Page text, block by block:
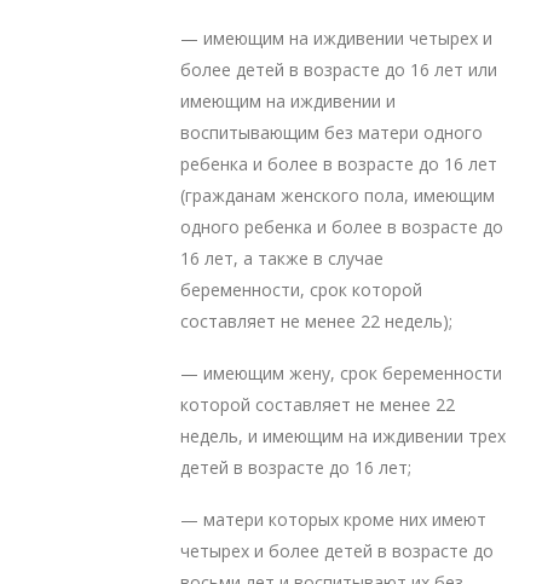
— имеющим на иждивении четырех и
более детей в возрасте до 16 лет или
имеющим на иждивении и
воспитывающим без матери одного
ребенка и более в возрасте до 16 лет
(гражданам женского пола, имеющим
одного ребенка и более в возрасте до
16 лет, а также в случае
беременности, срок которой
составляет не менее 22 недель);
— имеющим жену, срок беременности
которой составляет не менее 22
недель, и имеющим на иждивении трех
детей в возрасте до 16 лет;
— матери которых кроме них имеют
четырех и более детей в возрасте до